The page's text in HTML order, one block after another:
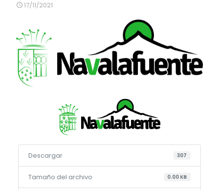
17/11/2021
Descargar 307
Tamaño del archivo 0.00 KB